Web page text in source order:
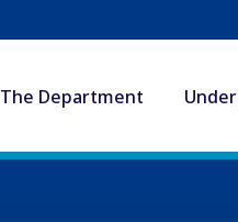
The Department